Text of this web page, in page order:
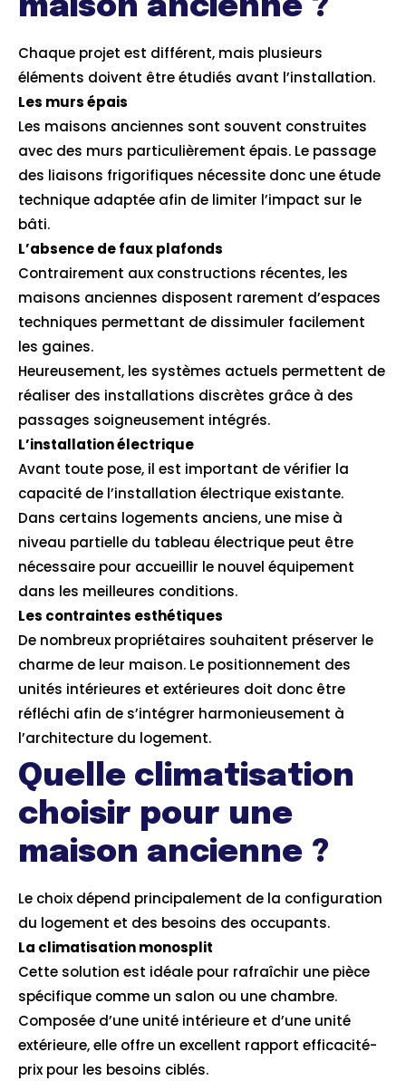
maison ancienne ?
Chaque projet est différent, mais plusieurs
éléments doivent être étudiés avant l’installation.
Les murs épais
Les maisons anciennes sont souvent construites
avec des murs particulièrement épais. Le passage
des liaisons frigorifiques nécessite donc une étude
technique adaptée afin de limiter l’impact sur le
bâti.
L’absence de faux plafonds
Contrairement aux constructions récentes, les
maisons anciennes disposent rarement d’espaces
techniques permettant de dissimuler facilement
les gaines.
Heureusement, les systèmes actuels permettent de
réaliser des installations discrètes grâce à des
passages soigneusement intégrés.
L’installation électrique
Avant toute pose, il est important de vérifier la
capacité de l’installation électrique existante.
Dans certains logements anciens, une mise à
niveau partielle du tableau électrique peut être
nécessaire pour accueillir le nouvel équipement
dans les meilleures conditions.
Les contraintes esthétiques
De nombreux propriétaires souhaitent préserver le
charme de leur maison. Le positionnement des
unités intérieures et extérieures doit donc être
réfléchi afin de s’intégrer harmonieusement à
l’architecture du logement.
Quelle climatisation
choisir pour une
maison ancienne ?
Le choix dépend principalement de la configuration
du logement et des besoins des occupants.
La climatisation monosplit
Cette solution est idéale pour rafraîchir une pièce
spécifique comme un salon ou une chambre.
Composée d’une unité intérieure et d’une unité
extérieure, elle offre un excellent rapport efficacité-
prix pour les besoins ciblés.